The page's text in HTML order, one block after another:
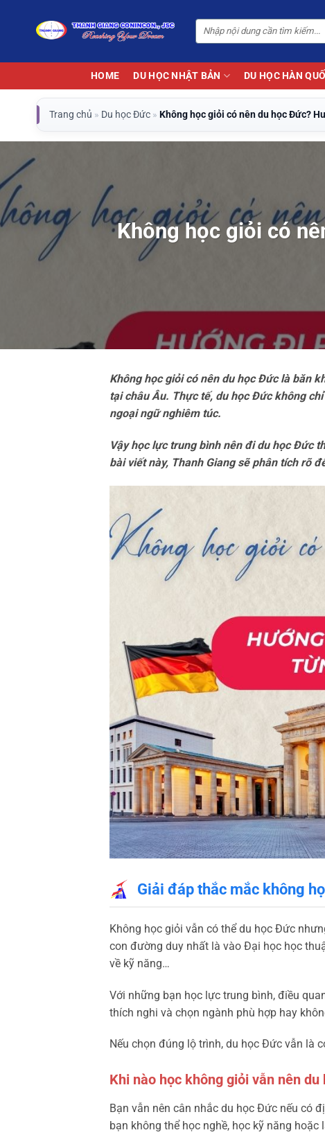
dung
HOME DU HỌC NHẬT BẢN DU HỌC HÀN
Trang chủ » Du học Đức » Không học giỏi có nên du học Đức?
Không học giỏi có
Không học giỏi có nên du học Đức là băn
tại châu Âu. Thực tế, du học Đức không
ngoại ngữ nghiêm túc.
Vậy học lực trung bình nên đi du học Đức
bài viết này, Thanh Giang sẽ phân tích rõ
Giải đáp thắc mắc không
Không học giỏi vẫn có thể du học Đức
con đường duy nhất là vào Đại học học
về kỹ năng…
Với những bạn học lực trung bình, điều
thích nghi và chọn ngành phù hợp hay
Nếu chọn đúng lộ trình, du học Đức vẫn là
Khi nào học không giỏi vẫn nên du
Bạn vẫn nên cân nhắc du học Đức nếu có
bạn không thể học nghề, học kỹ năng